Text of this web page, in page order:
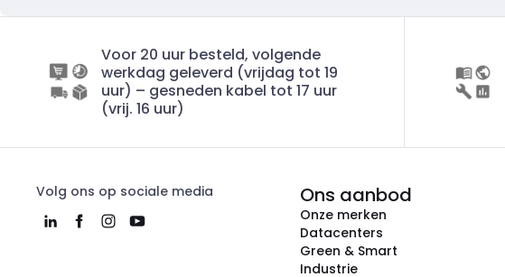
Voor 20 uur besteld, volgende
werkdag geleverd (vrijdag tot 19
uur) – gesneden kabel tot 17 uur
(vrij. 16 uur)
Volg ons op sociale media Ons aanbod
Onze merken
Datacenters
Green & Smart
Industrie